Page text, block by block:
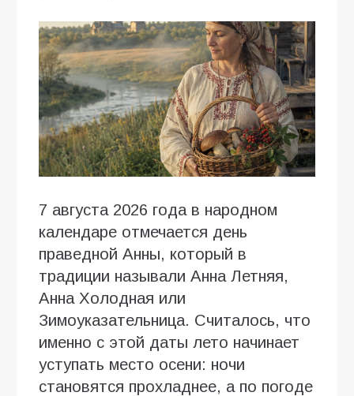
7 августа 2026 года в народном
календаре отмечается день
праведной Анны, который в
традиции называли Анна Летняя,
Анна Холодная или
Зимоуказательница. Считалось, что
именно с этой даты лето начинает
уступать место осени: ночи
становятся прохладнее, а по погоде